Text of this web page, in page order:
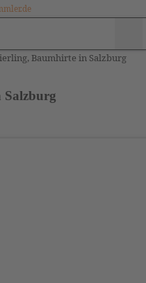
Baumhirte in Salzburg
Salzburg